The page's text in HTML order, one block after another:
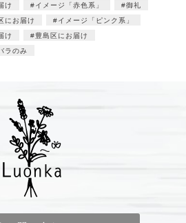
け イメージ「赤色系」
御礼
にお届け
イメージ「ピンク系」
け
豊島区にお届け
ラのみ